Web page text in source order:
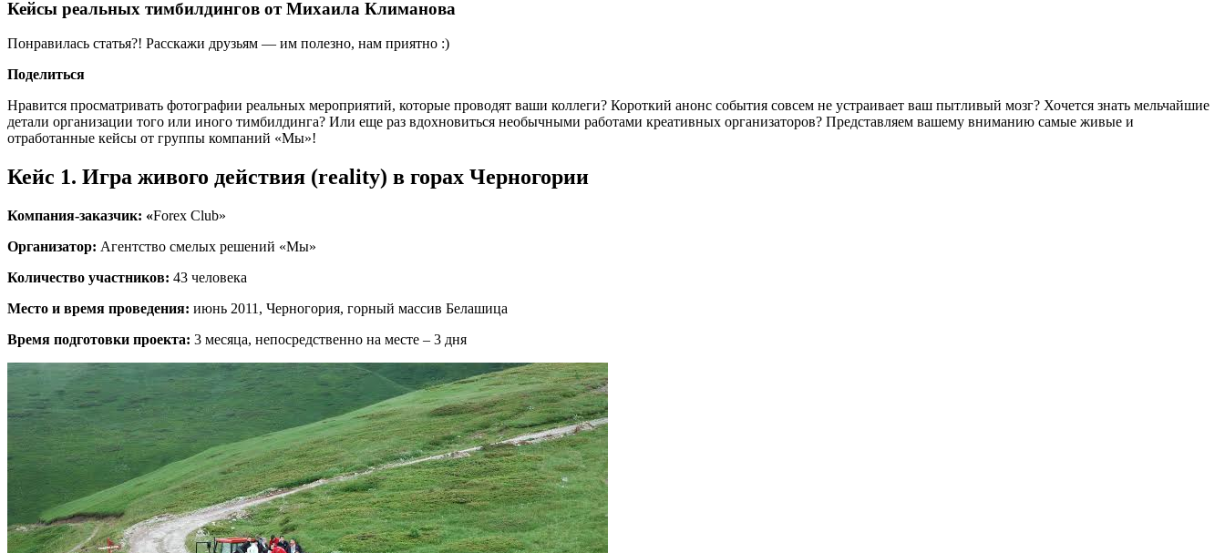
Кейсы реальных тимбилдингов от Михаила Климанова
Понравилась статья?! Расскажи друзьям — им полезно, нам приятно :)
Поделиться
Нравится просматривать фотографии реальных мероприятий, которые проводят ваши коллеги? Короткий анонс события совсем не устраивает ваш пытливый мозг? Хочется знать мельчайшие
детали организации того или иного тимбилдинга? Или еще раз вдохновиться необычными работами креативных организаторов? Представляем вашему вниманию самые живые и
отработанные кейсы от группы компаний «Мы»!
Кейс 1. Игра живого действия (reality) в горах Черногории
Компания-заказчик: «Forex Club»
Организатор: Агентство смелых решений «Мы»
Количество участников: 43 человека
Место и время проведения: июнь 2011, Черногория, горный массив Белашица
Время подготовки проекта: 3 месяца, непосредственно на месте – 3 дня